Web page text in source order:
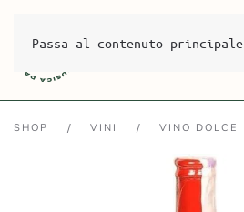
Passa al contenuto principale
SHOP VINI VINO DOLCE